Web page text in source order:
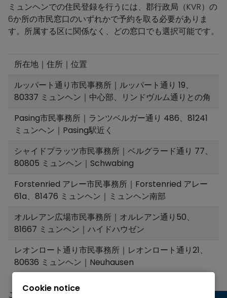
ミュンヘンでの住民登録を行うには、郡行政局（KVR）の
6か所の市民窓口のいずれかで予約を取る必要がありま
す。所属する区に関係なく、どの窓口でも選択可能です。
所在地｜住所｜位置
ルッパート通り市民事務所｜ルッパート通り 19、
80337 ミュンヘン｜中心部、リンドヴルム通りとの角
Pasing市民事務所｜ランツベルガー通り 486、81241
ミュンヘン｜Pasing駅近く
シャイドプラッツ市民事務所｜ベルグラード通り 77、
80805 ミュンヘン｜Schwabing
Forstenried アレー市民事務所｜Forstenried アレー
61a、81476 ミュンヘン｜ミュンヘン南部
オルレアン広場市民事務所｜オルレアン通り50、
81667 ミュンヘン｜ハイドハウゼン
レオンロート通り市民事務所｜レオンロート通り21、
80636 ミュンヘン｜Neuhausen
こちらでは、市民窓口の営業時間や詳細情報 をご覧いただ
Cookie notice